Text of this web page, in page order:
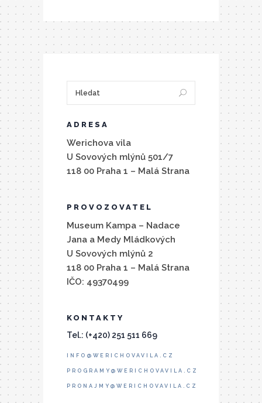
ADRESA
Werichova vila
U Sovových mlýnů 501/7
118 00 Praha 1 – Malá Strana
PROVOZOVATEL
Museum Kampa – Nadace
Jana a Medy Mládkových
U Sovových mlýnů 2
118 00 Praha 1 – Malá Strana
IČO: 49370499
KONTAKTY
Tel.: (+420) 251 511 669
INFO@WERICHOVAVILA.CZ
PROGRAMY@WERICHOVAVILA.CZ
PRONAJMY@WERICHOVAVILA.CZ